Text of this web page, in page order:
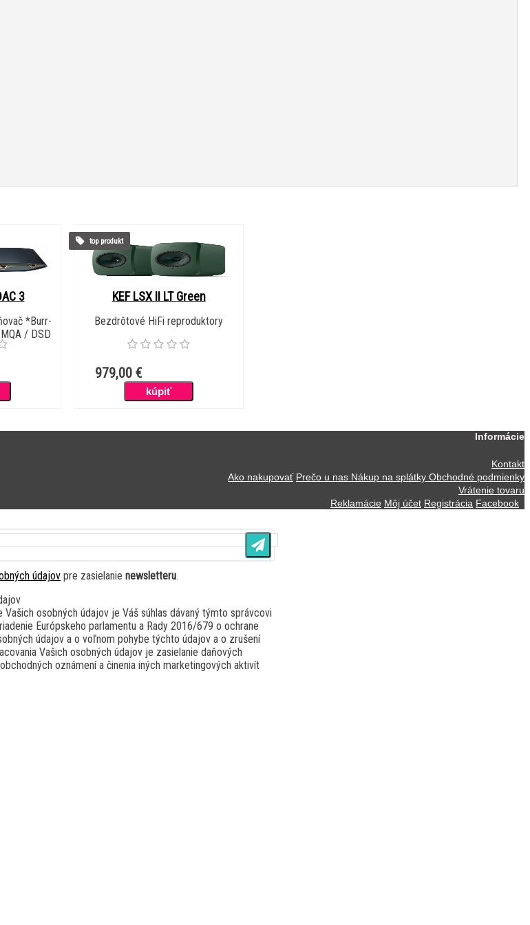
3
*Burr-
/ DSD
KEF LSX II LT Green
Bezdrôtové HiFi reproduktory
979,00 €
top produkt
Informácie
Kontakt
Ako nakupovať Prečo u nas Nákup na splátky Obchodné podmienky
Vrátenie tovaru
Reklamácie Môj účet Registrácia Facebook
údajov pre zasielanie newsletteru.
osobných údajov je Váš súhlas dávaný týmto správcovi
Európskeho parlamentu a Rady 2016/679 o ochrane
údajov a o voľnom pohybe týchto údajov a o zrušení
Vašich osobných údajov je zasielanie daňových
oznámení a činenia iných marketingových aktivít